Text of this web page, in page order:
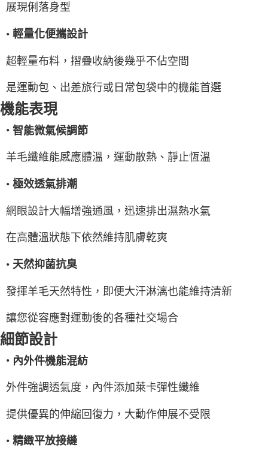
展現俐落身型
• 輕量化便攜設計
超輕量布料，摺疊收納後幾乎不佔空間
是運動包、出差旅行或日常包袋中的機能首選
機能表現
• 智能微氣候調節
羊毛纖維能感應體溫，運動散熱、靜止恆溫
• 極效透氣排潮
網眼設計大幅增強通風，迅速排出濕熱水氣
在高體溫狀態下依然維持肌膚乾爽
• 天然抑菌抗臭
發揮羊毛天然特性，即便大汗淋漓也能維持清新
讓您從容應對運動後的各種社交場合
細節設計
• 內外件機能混紡
外件強調透氣度，內件添加萊卡彈性纖維
提供優異的伸縮回復力，大動作伸展不受限
• 精緻平放接縫